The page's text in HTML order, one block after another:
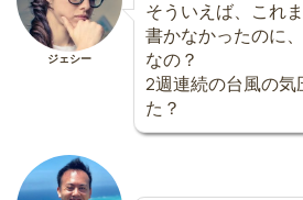
ジェシー
そういえば、これ
書かなかったのに
なの？
2週連続の台風の気
た？